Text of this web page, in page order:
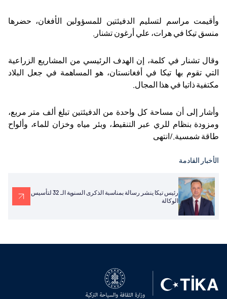
وأقيمت مراسم لتسليم الدفيئتين للمسؤولين الأفغان، حضرها
منسق تيكا في هرات، علي أرغون تشنار
وقال تشنار في كلمة، إن الهدف الرئيسي من المشاريع الزراعية
التي تقوم بها تيكا في أفغانستان، هو المساهمة في جعل البلاد
مكتفية ذاتيا في هذا المجال
وأشار إلى أن مساحة كل واحدة من الدفيئتين تبلغ ألف متر مربع،
ومزودة بنظام للري عبر التنقيط، وبئر مياه وخزان للماء، وألواح
طاقة شمسية./انتهى
الأخبار القادمة
رئيس تيكا ينشر رسالة بمناسبة الذكرى السنوية الـ 32 لتأسيس
الوكالة